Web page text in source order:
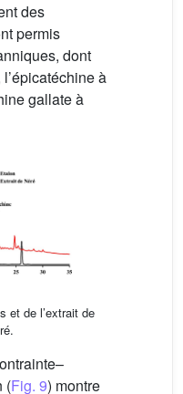
des
permis
dont
à
gallate à
et de l’extrait de
(Fig. 9) montre